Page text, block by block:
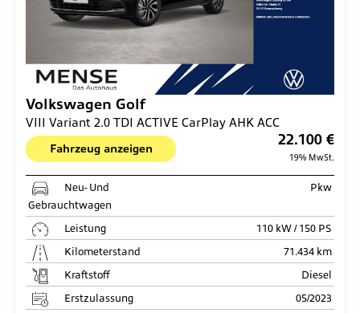
Volkswagen Golf
VIII Variant 2.0 TDI ACTIVE CarPlay AHK ACC
Fahrzeug anzeigen
22.100 €
19% MwSt.
Neu- Und
Gebrauchtwagen
Pkw
Leistung
110 kW / 150 PS
Kilometerstand
71.434 km
Kraftstoff
Diesel
Erstzulassung
05/2023